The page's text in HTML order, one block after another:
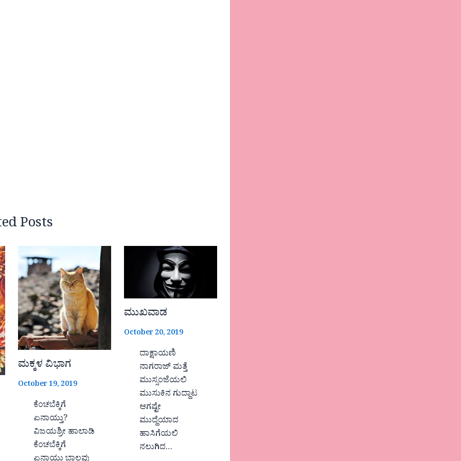
Posts
ಮಕ್ಕಳ ವಿಭಾಗ
October 19, 2019
ಕೆಂಚಬೆಕ್ಕಿಗೆ
ಏನಾಯ್ತು?
ವಿಜಯಶ್ರೀ ಹಾಲಾಡಿ
ಕೆಂಚಬೆಕ್ಕಿಗೆ
ಮುಖವಾಡ
October 20, 2019
ದಾಕ್ಷಾಯಣಿ
ನಾಗರಾಜ್ ಮತ್ತೆ
ಮುಸ್ಸಂಜೆಯಲಿ
ಮುಸುಕಿನ ಗುದ್ದಾಟ
ಆಗಷ್ಟೇ
ಮುದ್ದೆಯಾದ
ಹಾಸಿಗೆಯಲಿ
ನಲುಗಿದ…